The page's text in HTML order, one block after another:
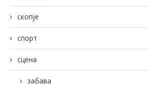
скопје
спорт
сцена
забава